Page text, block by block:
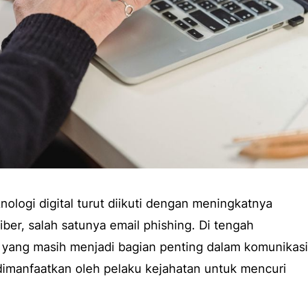
digital turut diikuti dengan meningkatnya
salah satunya email phishing. Di tengah
masih menjadi bagian penting dalam komunikasi
oleh pelaku kejahatan untuk mencuri